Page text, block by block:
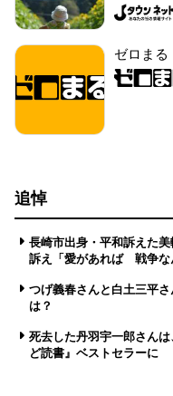
ゼロまる
追悼
長崎市出身・平和訴えた
訴え「愛があれば 戦争な
つげ義春さんと白土三平
は？
死去した丹羽宇一郎さん
ど読書』ベストセラーに